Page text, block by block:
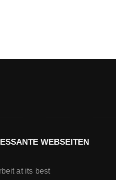
WEBSEITEN
at its best